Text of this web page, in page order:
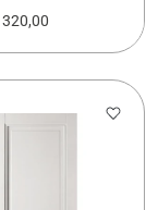
320,00